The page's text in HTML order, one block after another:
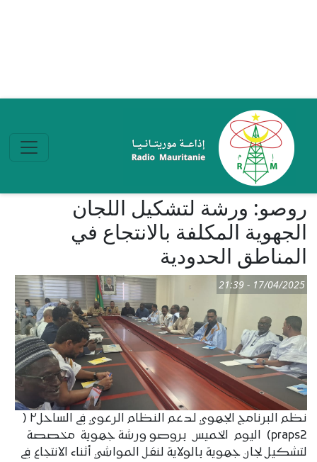
روصو: ورشة لتشكيل اللجان
الجهوية المكلفة بالانتجاع في
المناطق الحدودية
17/04/2025 - 21:39
نظم البرنامج الجهوي لدعم النظام الرعوي في الساحل٢ (
praps2) اليوم الخميس بروصو ورشة جهوية مخصصة
لتشكيل لجان جهوية بالولاية لنقل المواشي أثناء الانتجاع في